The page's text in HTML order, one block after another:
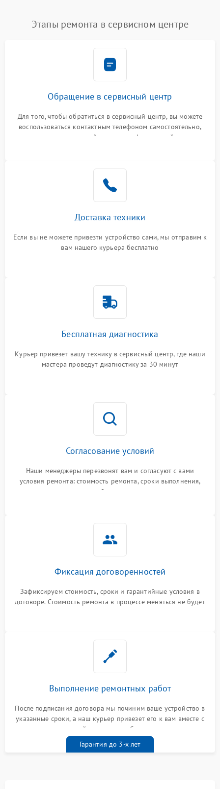
Этапы ремонта в сервисном центре
Обращение в сервисный центр
Для того, чтобы обратиться в сервисный центр, вы можете
воспользоваться контактным телефоном самостоятельно,
или оставить свой номер телефона на сайте
Доставка техники
Если вы не можете привезти устройство сами, мы отправим к
вам нашего курьера бесплатно
Бесплатная диагностика
Курьер привезет вашу технику в сервисный центр, где наши
мастера проведут диагностику за 30 минут
Согласование условий
Наши менеджеры перезвонят вам и согласуют с вами
условия ремонта: стоимость ремонта, сроки выполнения,
гарантийные условия
Фиксация договоренностей
Зафиксируем стоимость, сроки и гарантийные условия в
договоре. Стоимость ремонта в процессе меняться не будет
Выполнение ремонтных работ
После подписания договора мы починим ваше устройство в
указанные сроки, а наш курьер привезет его к вам вместе с
гарантийным талоном бесплатно
Гарантия до 3-х лет